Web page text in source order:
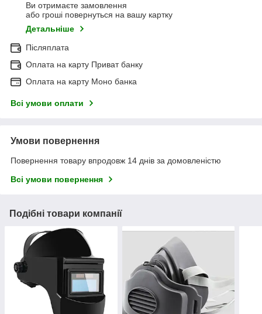
Ви отримаєте замовлення
або гроші повернуться на вашу картку
Детальніше
Післяплата
Оплата на карту Приват банку
Оплата на карту Моно банка
Всі умови оплати
Умови повернення
Повернення товару впродовж 14 днів за домовленістю
Всі умови повернення
Подібні товари компанії